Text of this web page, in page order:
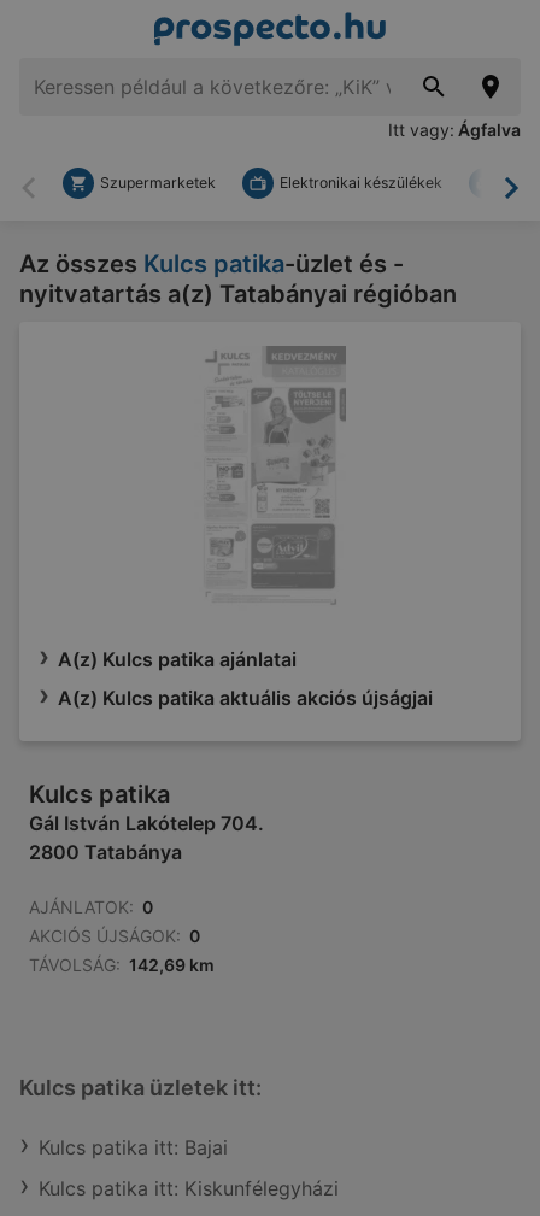
Itt vagy: Ágfalva
Vissza
Szupermarketek Elektronikai készülékek
Az összes Kulcs patika-üzlet és -
nyitvatartás a(z) Tatabányai régióban
A(z) Kulcs patika ajánlatai
A(z) Kulcs patika aktuális akciós újságjai
Kulcs patika
Gál István Lakótelep 704.
2800 Tatabánya
AJÁNLATOK: 0
AKCIÓS ÚJSÁGOK: 0
TÁVOLSÁG: 142,69 km
Kulcs patika üzletek itt:
Kulcs patika itt: Bajai
Kulcs patika itt: Kiskunfélegyházi